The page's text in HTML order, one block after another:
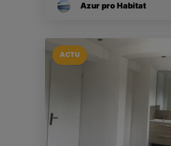
Azur pro Habitat
ACTU